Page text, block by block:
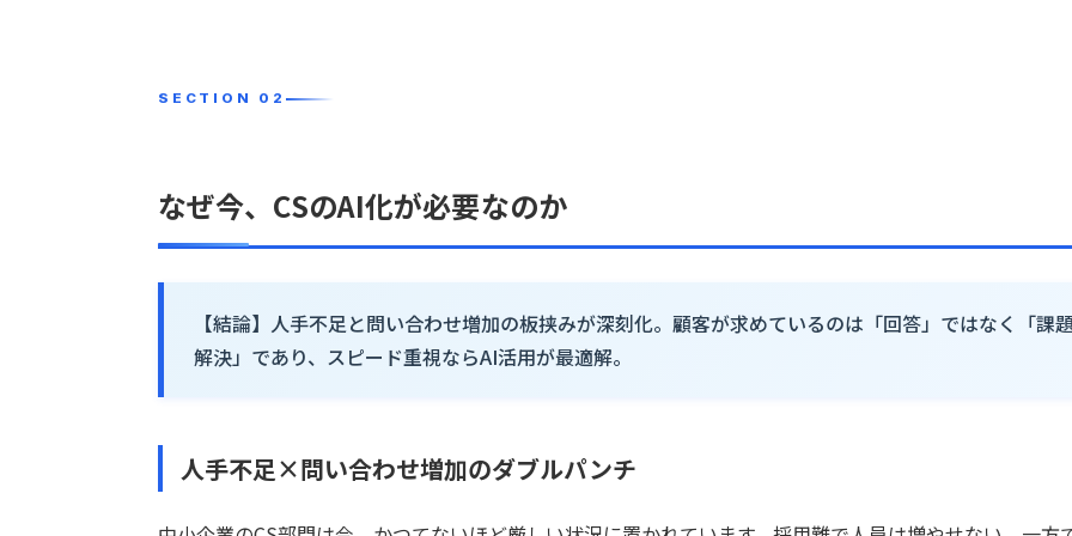
なぜ今、CSのAI化が必要なのか
【結論】 人手不足と問い合わせ増加の板挟みが深刻化。顧客が求めているのは「回答」ではなく「課
解決」であり、スピード重視ならAI活用が最適解。
人手不足×問い合わせ増加のダブルパンチ